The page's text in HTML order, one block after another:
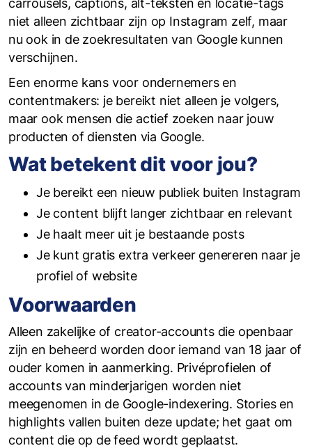
carrousels, captions, alt-teksten en locatie-tags
niet alleen zichtbaar zijn op Instagram zelf, maar
nu ook in de zoekresultaten van Google kunnen
verschijnen.
Een enorme kans voor ondernemers en
contentmakers: je bereikt niet alleen je volgers,
maar ook mensen die actief zoeken naar jouw
producten of diensten via Google.
Wat betekent dit voor jou?
Je bereikt een nieuw publiek buiten Instagram
Je content blijft langer zichtbaar en relevant
Je haalt meer uit je bestaande posts
Je kunt gratis extra verkeer genereren naar je
profiel of website
Voorwaarden
Alleen zakelijke of creator-accounts die openbaar
zijn en beheerd worden door iemand van 18 jaar of
ouder komen in aanmerking. Privéprofielen of
accounts van minderjarigen worden niet
meegenomen in de Google-indexering. Stories en
highlights vallen buiten deze update; het gaat om
content die op de feed wordt geplaatst.